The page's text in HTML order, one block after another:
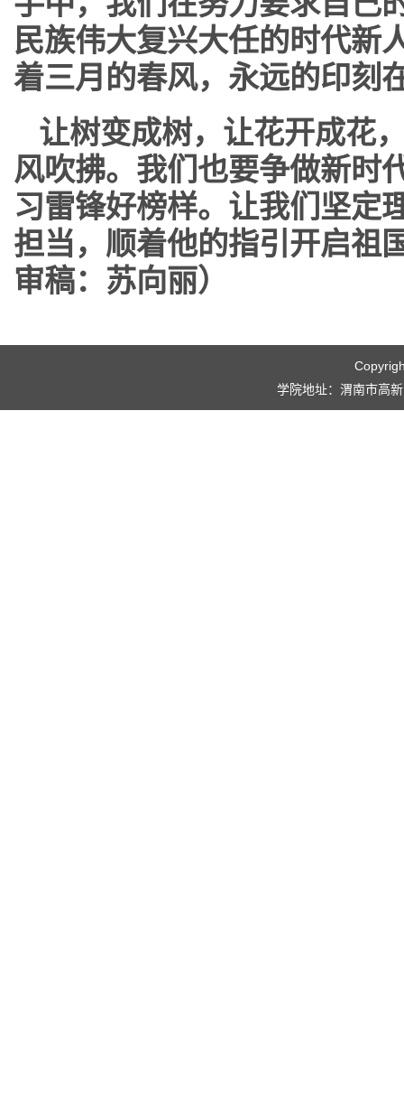
民族伟大复兴大任的时代新
着三月的春风，永远的印刻
让树变成树，让花开成花
风吹拂。我们也要争做新时
习雷锋好榜样。让我们坚定
担当，顺着他的指引开启祖
审稿：苏向丽）
学院地址：渭南市高